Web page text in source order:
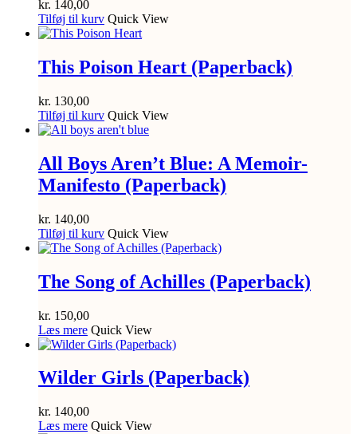
kr. 140,00
Tilføj til kurv Quick View
This Poison Heart (Paperback)
kr. 130,00
Tilføj til kurv Quick View
All Boys Aren’t Blue: A Memoir-
Manifesto (Paperback)
kr. 140,00
Tilføj til kurv Quick View
The Song of Achilles (Paperback)
kr. 150,00
Læs mere Quick View
Wilder Girls (Paperback)
kr. 140,00
Læs mere Quick View